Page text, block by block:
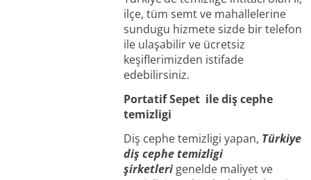
ilçe, tüm semt ve mahallelerine
sundugu hizmete sizde bir telefon
ile ulaşabilir ve ücretsiz
keşiflerimizden istifade
edebilirsiniz.
Portatif Sepet ile diş cephe
temizligi
Diş cephe temizligi yapan, Türkiye
diş cephe temizligi
şirketleri genelde maliyet ve